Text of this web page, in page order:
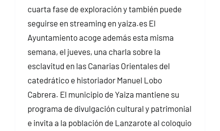
cuarta fase de exploración y también puede
seguirse en streaming en yaiza.es El
Ayuntamiento acoge además esta misma
semana, el jueves, una charla sobre la
esclavitud en las Canarias Orientales del
catedrático e historiador Manuel Lobo
Cabrera. El municipio de Yaiza mantiene su
programa de divulgación cultural y patrimonial
e invita a la población de Lanzarote al coloquio